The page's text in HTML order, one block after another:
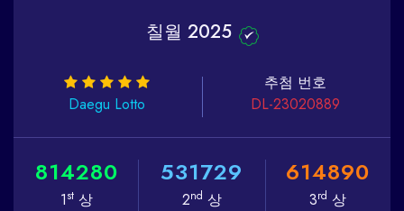
칠월 2025
Daegu Lotto
추첨 번호
DL-23020889
814280
1st상
531729
2nd 상
614890
3rd 상